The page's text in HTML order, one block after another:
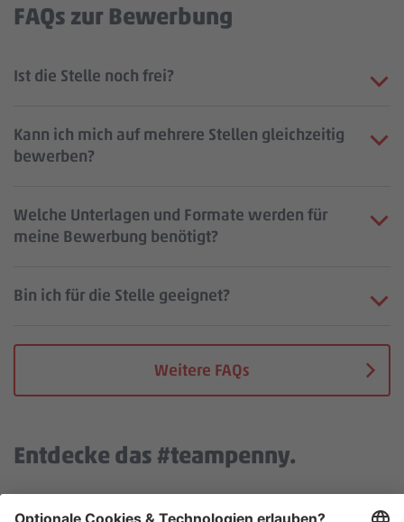
FAQs zur Bewerbung
Ist die Stelle noch frei?
Kann ich mich auf mehrere Stellen gleichzeitig
bewerben?
Welche Unterlagen und Formate werden für
meine Bewerbung benötigt?
Bin ich für die Stelle geeignet?
Weitere FAQs
Entdecke das #teampenny.
Service zu laden!